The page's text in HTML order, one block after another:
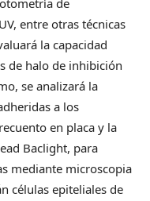
de
entre otras técnicas
la capacidad
de halo de inhibición
se analizará la
a los
en placa y la
Baclight, para
mediante microscopia
células epiteliales de